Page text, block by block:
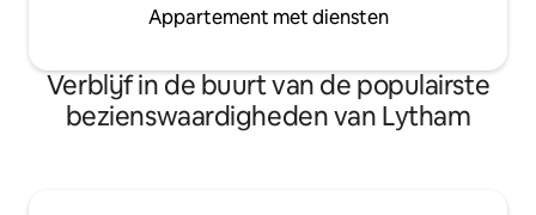
Appartement met diensten
Verblijf in de buurt van de populairste
bezienswaardigheden van Lytham